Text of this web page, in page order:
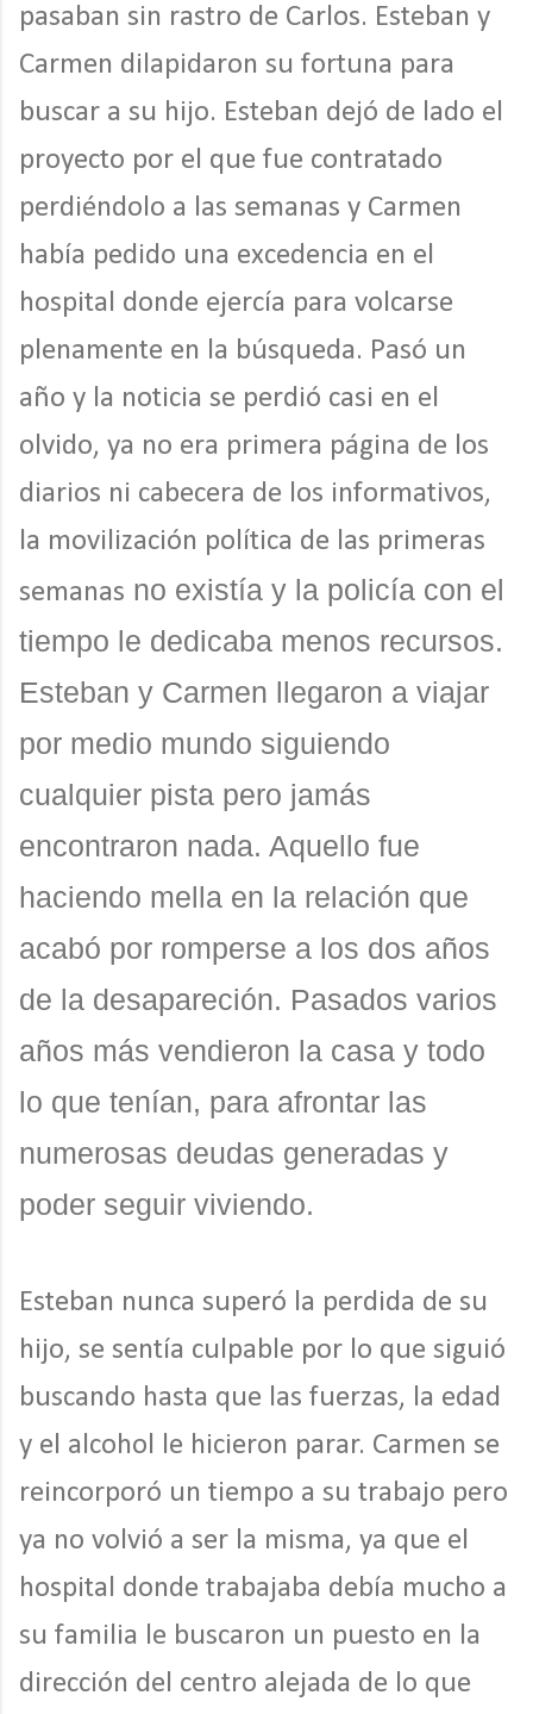
pasaban sin rastro de Carlos. Esteban y
Carmen dilapidaron su fortuna para
buscar a su hijo. Esteban dejó de lado el
proyecto por el que fue contratado
perdiéndolo a las semanas y Carmen
había pedido una excedencia en el
hospital donde ejercía para volcarse
plenamente en la búsqueda. Pasó un
año y la noticia se perdió casi en el
olvido, ya no era primera página de los
diarios ni cabecera de los informativos,
la movilización política de las primeras
semanas no existía y la policía con el
tiempo le dedicaba menos recursos.
Esteban y Carmen llegaron a viajar
por medio mundo siguiendo
cualquier pista pero jamás
encontraron nada. Aquello fue
haciendo mella en la relación que
acabó por romperse a los dos años
de la desapareción. Pasados varios
años más vendieron la casa y todo
lo que tenían, para afrontar las
numerosas deudas generadas y
poder seguir viviendo.
Esteban nunca superó la perdida de su
hijo, se sentía culpable por lo que siguió
buscando hasta que las fuerzas, la edad
y el alcohol le hicieron parar. Carmen se
reincorporó un tiempo a su trabajo pero
ya no volvió a ser la misma, ya que el
hospital donde trabajaba debía mucho a
su familia le buscaron un puesto en la
dirección del centro alejada de lo que